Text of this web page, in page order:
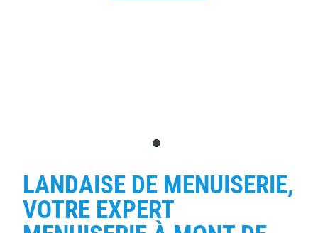
LANDAISE DE MENUISERIE,
VOTRE EXPERT